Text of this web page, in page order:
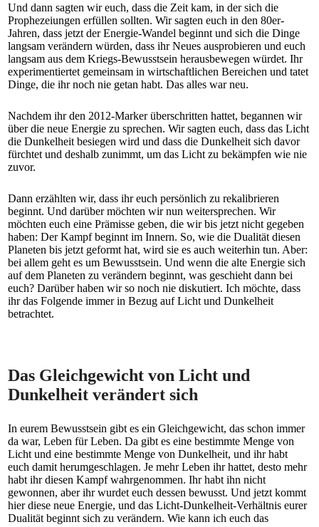
Und dann sagten wir euch, dass die Zeit kam, in der sich die
Prophezeiungen erfüllen sollten. Wir sagten euch in den 80er-
Jahren, dass jetzt der Energie-Wandel beginnt und sich die Dinge
langsam verändern würden, dass ihr Neues ausprobieren und euch
langsam aus dem Kriegs-Bewusstsein herausbewegen würdet. Ihr
experimentiertet gemeinsam in wirtschaftlichen Bereichen und tatet
Dinge, die ihr noch nie getan habt. Das alles war neu.
Nachdem ihr den 2012-Marker überschritten hattet, begannen wir
über die neue Energie zu sprechen. Wir sagten euch, dass das Licht
die Dunkelheit besiegen wird und dass die Dunkelheit sich davor
fürchtet und deshalb zunimmt, um das Licht zu bekämpfen wie nie
zuvor.
Dann erzählten wir, dass ihr euch persönlich zu rekalibrieren
beginnt. Und darüber möchten wir nun weitersprechen. Wir
möchten euch eine Prämisse geben, die wir bis jetzt nicht gegeben
haben: Der Kampf beginnt im Innern. So, wie die Dualität diesen
Planeten bis jetzt geformt hat, wird sie es auch weiterhin tun. Aber:
bei allem geht es um Bewusstsein. Und wenn die alte Energie sich
auf dem Planeten zu verändern beginnt, was geschieht dann bei
euch? Darüber haben wir so noch nie diskutiert. Ich möchte, dass
ihr das Folgende immer in Bezug auf Licht und Dunkelheit
betrachtet.
Das Gleichgewicht von Licht und
Dunkelheit verändert sich
In eurem Bewusstsein gibt es ein Gleichgewicht, das schon immer
da war, Leben für Leben. Da gibt es eine bestimmte Menge von
Licht und eine bestimmte Menge von Dunkelheit, und ihr habt
euch damit herumgeschlagen. Je mehr Leben ihr hattet, desto mehr
habt ihr diesen Kampf wahrgenommen. Ihr habt ihn nicht
gewonnen, aber ihr wurdet euch dessen bewusst. Und jetzt kommt
hier diese neue Energie, und das Licht-Dunkelheit-Verhältnis eurer
Dualität beginnt sich zu verändern. Wie kann ich euch das